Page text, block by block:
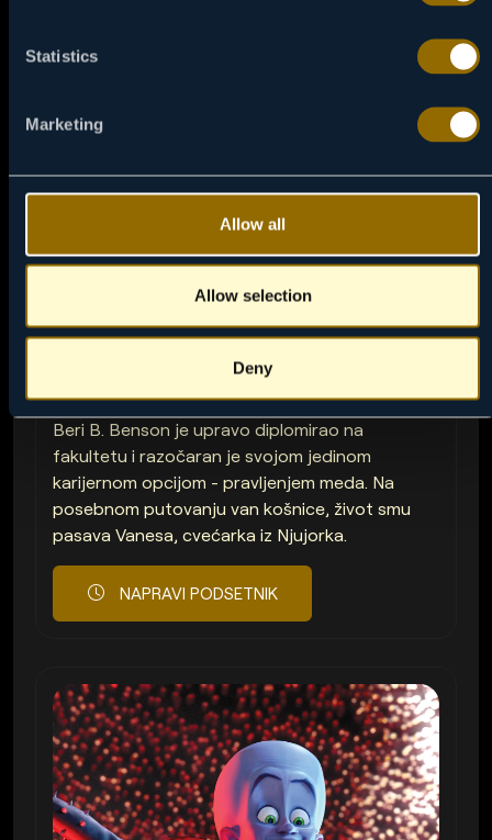
Statistics
Marketing
Allow all
Allow selection
Deny
PČELAC BERI MEDIĆ
Beri B. Benson je upravo diplomirao na
fakultetu i razočaran je svojom jedinom
karijernom opcijom - pravljenjem meda. Na
posebnom putovanju van košnice, život smu
pasava Vanesa, cvećarka iz Njujorka.
NAPRAVI PODSETNIK